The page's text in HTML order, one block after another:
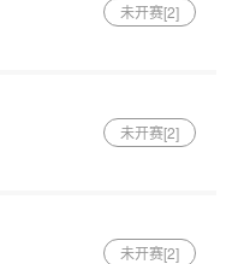
未开赛[2]
未开赛[2]
未开赛[2]